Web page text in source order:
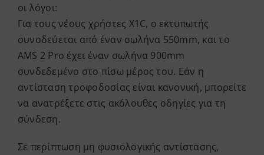
οι λόγοι:
Για τους νέους χρήστες X1C, ο εκτυπωτής
συνοδεύεται από έναν σωλήνα 550mm, και το
AMS 2 Pro έχει έναν σωλήνα 900mm
συνδεδεμένο στο πίσω μέρος του. Εάν η
αντίσταση τροφοδοσίας είναι κανονική, μπορείτε
να ανατρέξετε στις ακόλουθες οδηγίες για τη
σύνδεση.
Σε περίπτωση μη φυσιολογικής αντίστασης,